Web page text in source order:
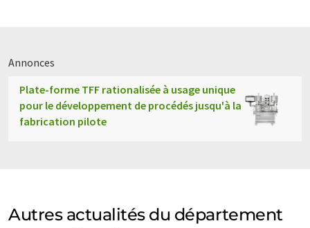
Annonces
Plate-forme TFF rationalisée à usage unique
pour le développement de procédés jusqu'à la
fabrication pilote
Autres actualités du département